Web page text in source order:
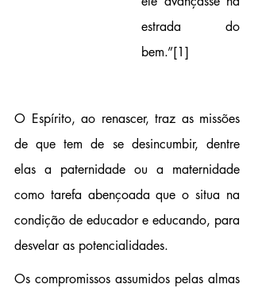
estrada do
bem.”[1]
O Espírito, ao renascer, traz as missões
de que tem de se desincumbir, dentre
elas a paternidade ou a maternidade
como tarefa abençoada que o situa na
condição de educador e educando, para
desvelar as potencialidades.
Os compromissos assumidos pelas almas